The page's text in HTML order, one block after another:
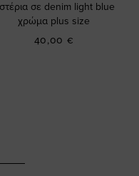
σε denim light blue
χρώμα plus size
40,00 €